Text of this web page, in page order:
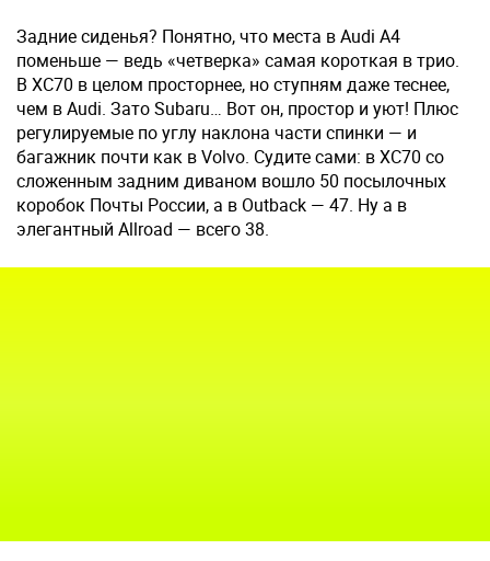
Задние сиденья? Понятно, что места в Audi A4
поменьше — ведь «четверка» самая короткая в трио.
В XC70 в целом просторнее, но ступням даже теснее,
чем в Audi. Зато Subaru… Вот он, простор и уют! Плюс
регулируемые по углу наклона части спинки — и
багажник почти как в Volvo. Судите сами: в XC70 со
сложенным задним диваном вошло 50 посылочных
коробок Почты России, а в Outback — 47. Ну а в
элегантный Allroad — всего 38.